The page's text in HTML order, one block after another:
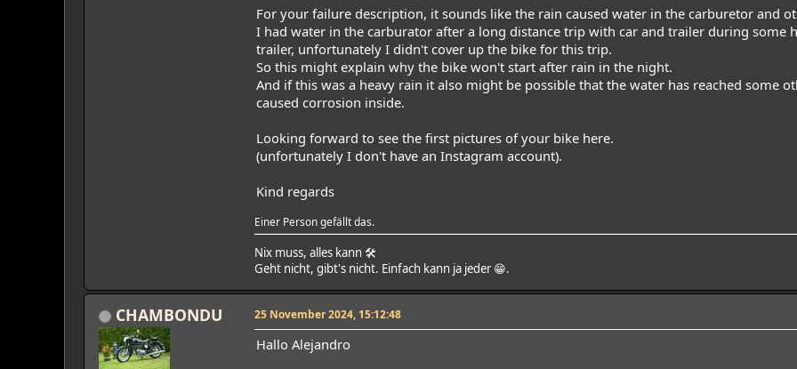
For your failure description, it sounds like the rain caused water in the carburetor and
I had water in the carburator after a long distance trip with car and trailer during some
trailer, unfortunately I didn't cover up the bike for this trip.
So this might explain why the bike won't start after rain in the night.
And if this was a heavy rain it also might be possible that the water has reached some
caused corrosion inside.
Looking forward to see the first pictures of your bike here.
(unfortunately I don't have an Instagram account).
Kind regards
Einer Person gefällt das.
Nix muss, alles kann 🛠
Geht nicht, gibt's nicht. Einfach kann ja jeder 😁.
CHAMBONDU 25 November 2024, 15:12:48
Hallo Alejandro